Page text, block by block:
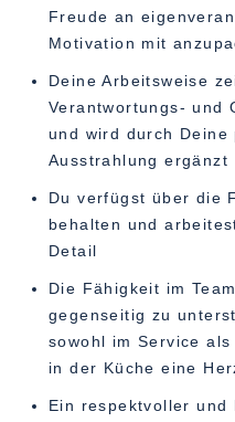
Freude an
Motivation mit
Deine Arbeitsweise
Verantwortungs- und
und wird durch
Ausstrahlung ergänzt
Du verfügst über die
behalten und
Detail
Die Fähigkeit im
gegenseitig zu
sowohl im Service
in der Küche eine
Ein respektvoller und